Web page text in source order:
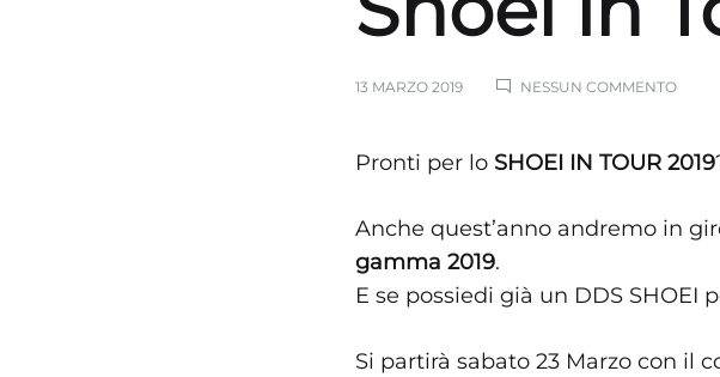
13 MARZO 2019 NESSUN COMMENTOSU
TOUR
2019
Pronti per lo SHOEI IN TOUR 2019
Anche quest’anno andremo in
gamma 2019.
E se possiedi già un DDS SHOEI
Si partirà sabato 23 Marzo con il